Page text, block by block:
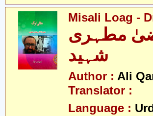
Misali Loag -
مطہری
شہید
Author : Ali
Translator :
Language :